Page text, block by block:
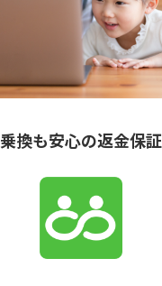
乗換も安心の返金保証